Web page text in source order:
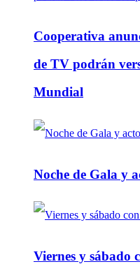
Cooperativa
de TV podrán
Mundial
Noche de Gala y
Viernes y sábado